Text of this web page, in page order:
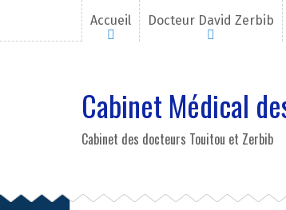
l
e
Accueil Docteur David Zerbib
Cabinet Médical
Cabinet des docteurs Touitou et Zerbib